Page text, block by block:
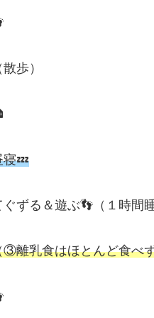
歩）
💤
ずる＆遊ぶ👣（１時間睡
離乳食はほとんど食べ